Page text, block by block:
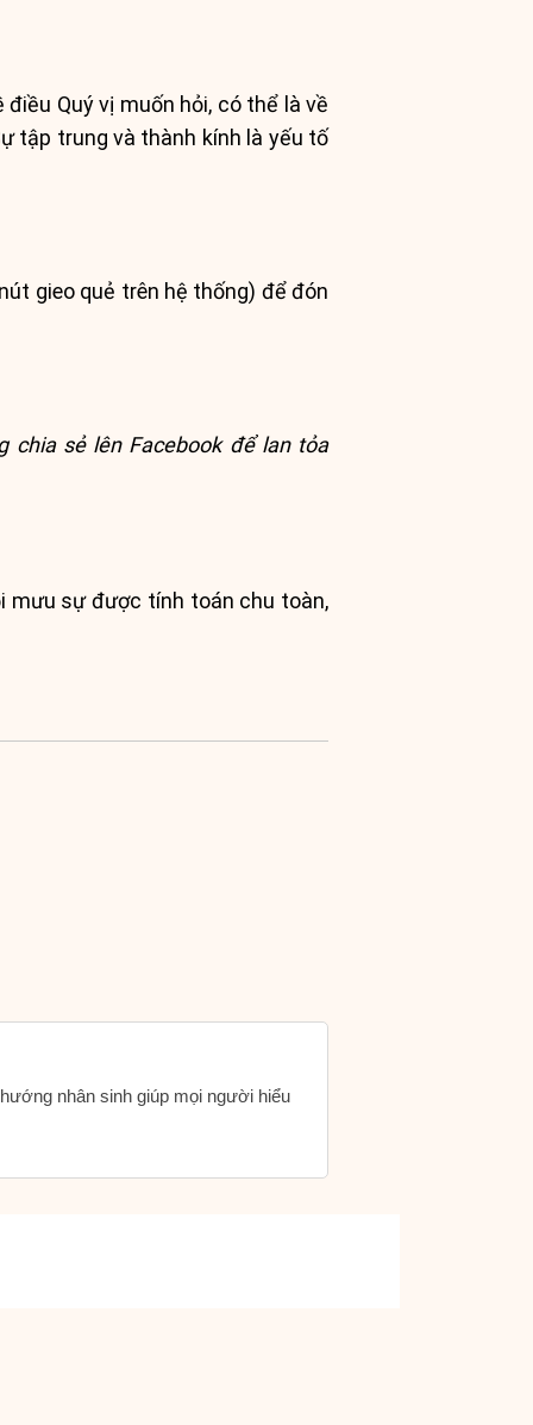
Quý vị muốn hỏi, có thể là về
tập trung và thành kính là yếu tố
gieo quẻ trên hệ thống) để đón
chia sẻ lên Facebook để lan tỏa
mưu sự được tính toán chu toàn,
nhân sinh giúp mọi người hiểu